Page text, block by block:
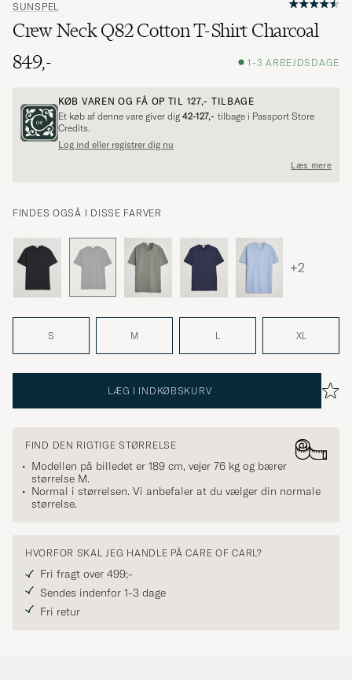
SUNSPEL
Crew Neck Q82 Cotton T-Shirt Charcoal
849,-
1-3 ARBEJDSDAGE
KØB VAREN OG FÅ OP TIL 127,- TILBAGE
Et køb af denne vare giver dig 42-127,- tilbage i Passport Store
Credits.
Log ind eller registrer dig nu
Læs mere
FINDES OGSÅ I DISSE FARVER
+2
S M L XL
LÆG I INDKØBSKURV
FIND DEN RIGTIGE STØRRELSE
Modellen på billedet er 189 cm, vejer 76 kg og bærer
størrelse M.
Normal i størrelsen. Vi anbefaler at du vælger din normale
størrelse.
HVORFOR SKAL JEG HANDLE PÅ CARE OF CARL?
Fri fragt over 499;-
Sendes indenfor 1-3 dage
Fri retur